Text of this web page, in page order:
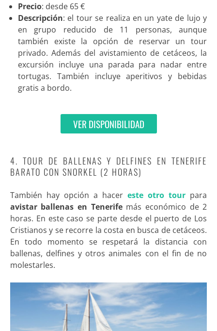
Precio: desde 65 €
Descripción: el tour se realiza en un yate de lujo y
en grupo reducido de 11 personas, aunque
también existe la opción de reservar un tour
privado. Además del avistamiento de cetáceos, la
excursión incluye una parada para nadar entre
tortugas. También incluye aperitivos y bebidas
gratis a bordo.
VER DISPONIBILIDAD
4. TOUR DE BALLENAS Y DELFINES EN TENERIFE
BARATO CON SNORKEL (2 HORAS)
También hay opción a hacereste otro tour para
avistar ballenas en Tenerife más económico de 2
horas. En este caso se parte desde el puerto de Los
Cristianos y se recorre la costa en busca de cetáceos.
En todo momento se respetará la distancia con
ballenas, delfines y otros animales con el fin de no
molestarles.